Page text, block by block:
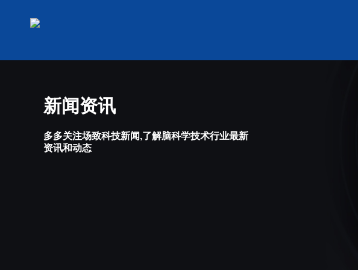
新闻资讯
多多关注场致科技新闻,了解脑科学技术行业最新
资讯和动态